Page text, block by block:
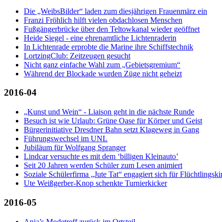
Die „WeibsBilder“ laden zum diesjährigen Frauenmärz ein
Franzi Fröhlich hilft vielen obdachlosen Menschen
Fußgängerbrücke über den Teltowkanal wieder geöffnet
Heide Siegel - eine ehrenamtliche Lichtenraderin
In Lichtenrade erprobte die Marine ihre Schiffstechnik
LortzingClub: Zeitzeugen gesucht
Nicht ganz einfache Wahl zum „Gebietsgremium“
Während der Blockade wurden Züge nicht geheizt
2016-04
„Kunst und Wein“ - Liaison geht in die nächste Runde
Besuch ist wie Urlaub: Grüne Oase für Körper und Geist
Bürgerinitiative Dresdner Bahn setzt Klageweg in Gang
Führungswechsel im UNL
Jubiläum für Wolfgang Spranger
Lindcar versuchte es mit dem ‘billigen Kleinauto’
Seit 20 Jahren werden Schüler zum Lesen animiert
Soziale Schülerfirma „Jute Tat“ engagiert sich für
Ute Weißgerber-Knop schenkte Turnierkicker
2016-05